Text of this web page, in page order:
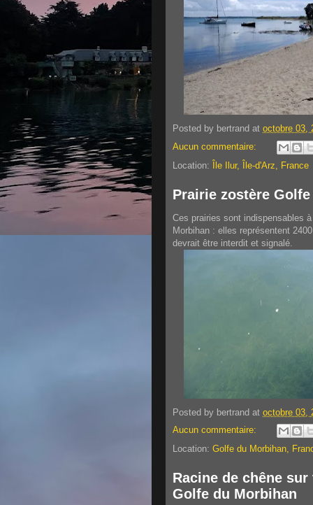
Posted by bertrand at octobre 03,
Aucun commentaire:
Location: Île Ilur, Île-d'Arz, France
Prairie zostère
Ces prairies sont indispensables
Morbihan : elles représentent
devrait être interdit et signalé.
Posted by bertrand at octobre 03,
Aucun commentaire:
Location: Golfe du Morbihan,
Racine de chêne
Golfe du Morbihan